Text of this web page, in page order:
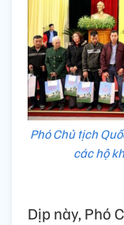
Phó Chủ tịch
các hộ
Dịp này, Phó